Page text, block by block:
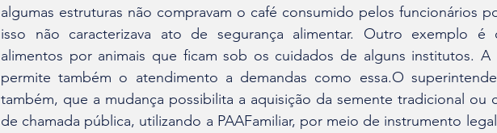
algumas estruturas não compravam o café consumido pelos funcionários
isso não caracterizava ato de segurança alimentar. Outro exemplo
alimentos por animais que ficam sob os cuidados de alguns institutos. A
permite também o atendimento a demandas como essa.O
também, que a mudança possibilita a aquisição da semente tradicional ou
de chamada pública, utilizando a PAAFamiliar, por meio de instrumento